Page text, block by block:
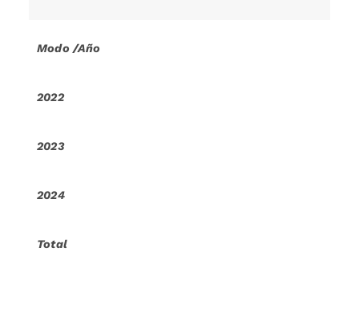
Modo /Año
2022
2023
2024
Total